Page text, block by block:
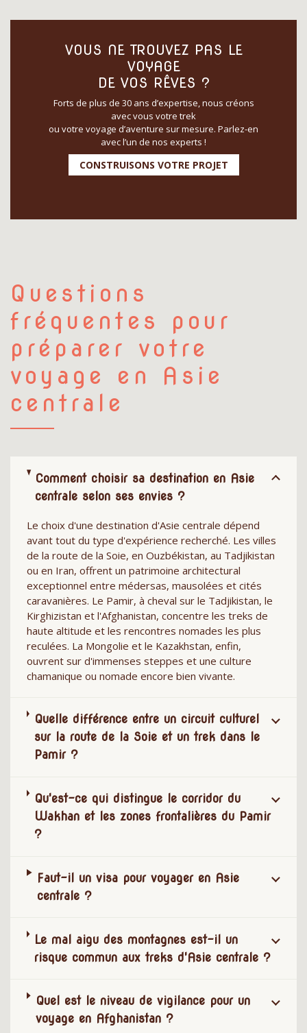
VOUS NE TROUVEZ PAS LE
VOYAGE
DE VOS RÊVES ?
Forts de plus de 30 ans d’expertise, nous créons
avec vous votre trek
ou votre voyage d’aventure sur mesure. Parlez-en
avec l’un de nos experts !
CONSTRUISONS VOTRE PROJET
Questions
fréquentes pour
préparer votre
voyage en Asie
centrale
Comment choisir sa destination en Asie
centrale selon ses envies ?
Le choix d'une destination d'Asie centrale dépend
avant tout du type d'expérience recherché. Les villes
de la route de la Soie, en Ouzbékistan, au Tadjikistan
ou en Iran, offrent un patrimoine architectural
exceptionnel entre médersas, mausolées et cités
caravanières. Le Pamir, à cheval sur le Tadjikistan, le
Kirghizistan et l'Afghanistan, concentre les treks de
haute altitude et les rencontres nomades les plus
reculées. La Mongolie et le Kazakhstan, enfin,
ouvrent sur d'immenses steppes et une culture
chamanique ou nomade encore bien vivante.
Quelle différence entre un circuit culturel
sur la route de la Soie et un trek dans le
Pamir ?
Qu'est-ce qui distingue le corridor du
Wakhan et les zones frontalières du Pamir
?
Faut-il un visa pour voyager en Asie
centrale ?
Le mal aigu des montagnes est-il un
risque commun aux treks d'Asie centrale ?
Quel est le niveau de vigilance pour un
voyage en Afghanistan ?